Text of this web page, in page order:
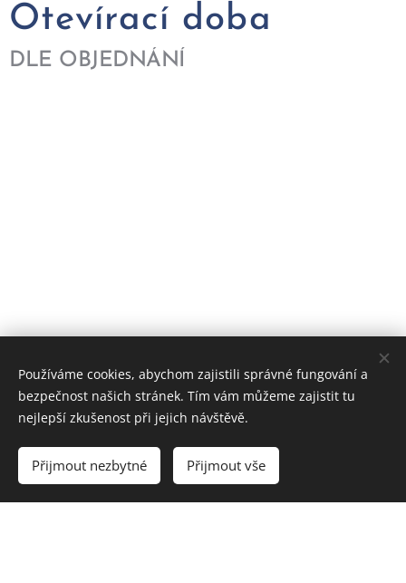
Otevírací doba
DLE OBJEDNÁNÍ
Používáme cookies, abychom zajistili správné fungování a
bezpečnost našich stránek. Tím vám můžeme zajistit tu
nejlepší zkušenost při jejich návštěvě.
Přijmout nezbytné Přijmout vše